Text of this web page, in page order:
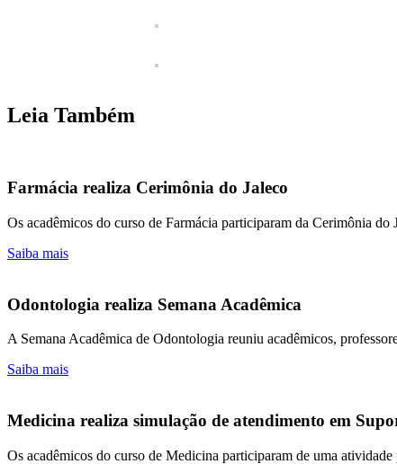
Leia Também
Farmácia realiza Cerimônia do Jaleco
Os acadêmicos do curso de Farmácia participaram da Cerimônia
Saiba mais
Odontologia realiza Semana Acadêmica
A Semana Acadêmica de Odontologia reuniu acadêmicos,
Saiba mais
Medicina realiza simulação de atendimento em
Os acadêmicos do curso de Medicina participaram de uma